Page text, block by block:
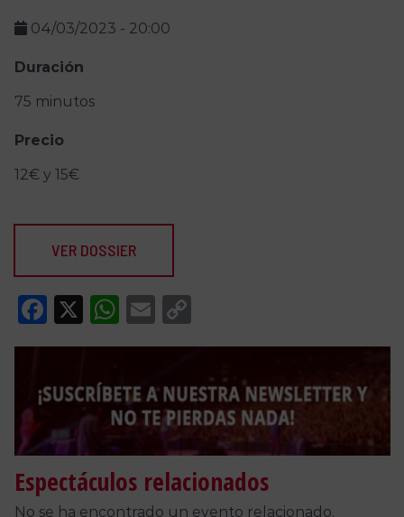
04/03/2023 - 20:00
Duración
75 minutos
Precio
12€ y 15€
VER DOSSIER
Facebook
X WhatsApp
Email
Link
Espectáculos relacionados
No se ha encontrado un evento relacionado.